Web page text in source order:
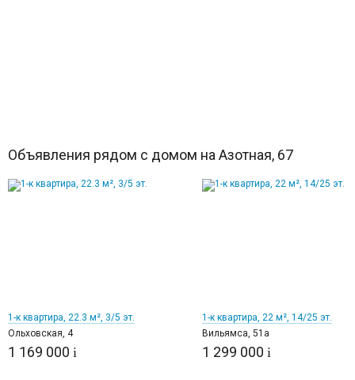
Объявления рядом с домом на Азотная, 67
1-к квартира, 22.3 м², 3/5 эт.
Ольховская, 4
1 169 000 i
1-к квартира, 22 м², 14/25 эт.
Вильямса, 51а
1 299 000 i